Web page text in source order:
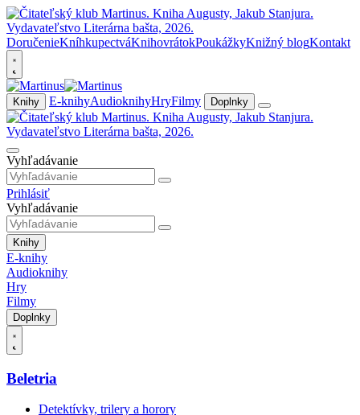
DoručenieKníhkupectváKnihovrátokPoukážkyKnižný blogKontakt
Knihy E-knihyAudioknihyHryFilmy Doplnky
Vyhľadávanie
Prihlásiť
Vyhľadávanie
Knihy
E-knihy
Audioknihy
Hry
Filmy
Doplnky
Beletria
Detektívky, trilery a horory